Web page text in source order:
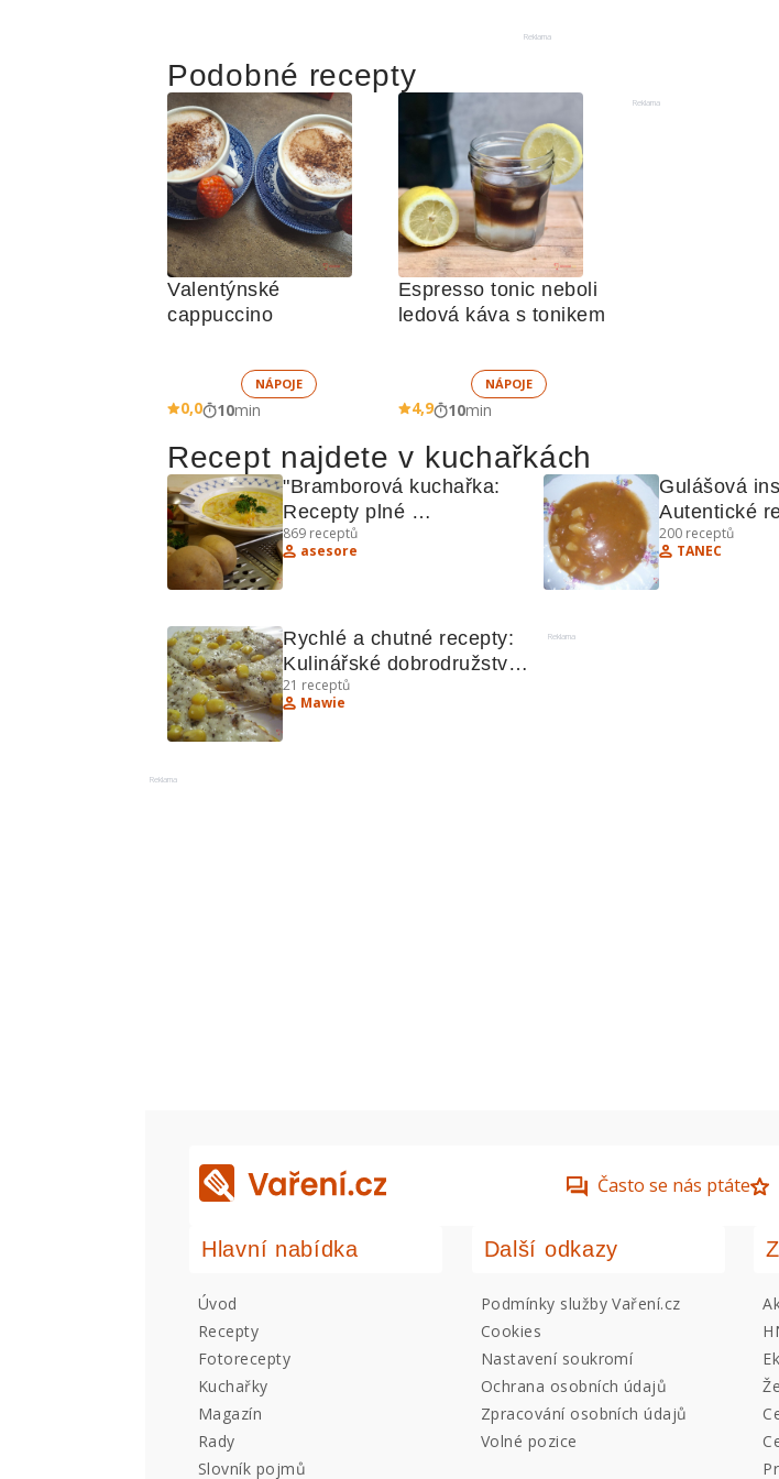
Reklama
Podobné recepty
Valentýnské
cappuccino
NÁPOJE
0,0 10min
Espresso tonic neboli
ledová káva s tonikem
NÁPOJE
4,9 10min
Reklama
Recept najdete v kuchařkách
"Bramborová kuchařka:
Recepty plné
bramborových lahůdek"
869 receptů
asesore
Gulášová
Autentické
domova pro
tradiční
200 receptů
TANEC
Rychlé a chutné recepty:
Kulinářské dobrodružství
s mraženou kávou a
kuřecím masem
21 receptů
Mawie
Reklama
Reklama
Často se nás ptáte
Hlavní nabídka
Úvod
Recepty
Fotorecepty
Kuchařky
Magazín
Rady
Slovník pojmů
Další odkazy
Podmínky služby Vaření.cz
Cookies
Nastavení soukromí
Ochrana osobních údajů
Zpracování osobních údajů
Volné pozice